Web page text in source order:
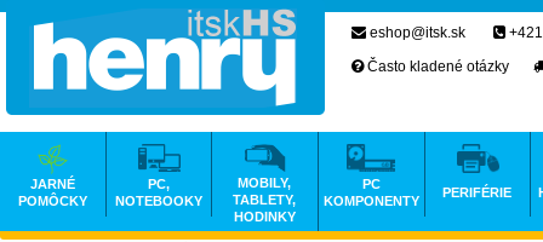
eshop@itsk.sk
Často kladené otázky
JARNÉ
POMÔCKY
PC,
NOTEBOOKY
MOBILY,
TABLETY,
HODINKY
PC
KOMPONENTY
PERIFÉRIE